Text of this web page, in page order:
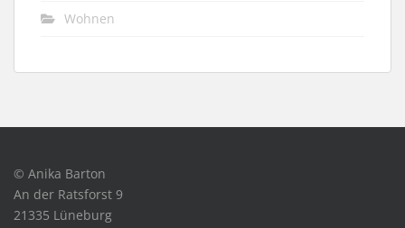
Wohnen
© Anika Barton
An der Ratsforst 9
21335 Lüneburg